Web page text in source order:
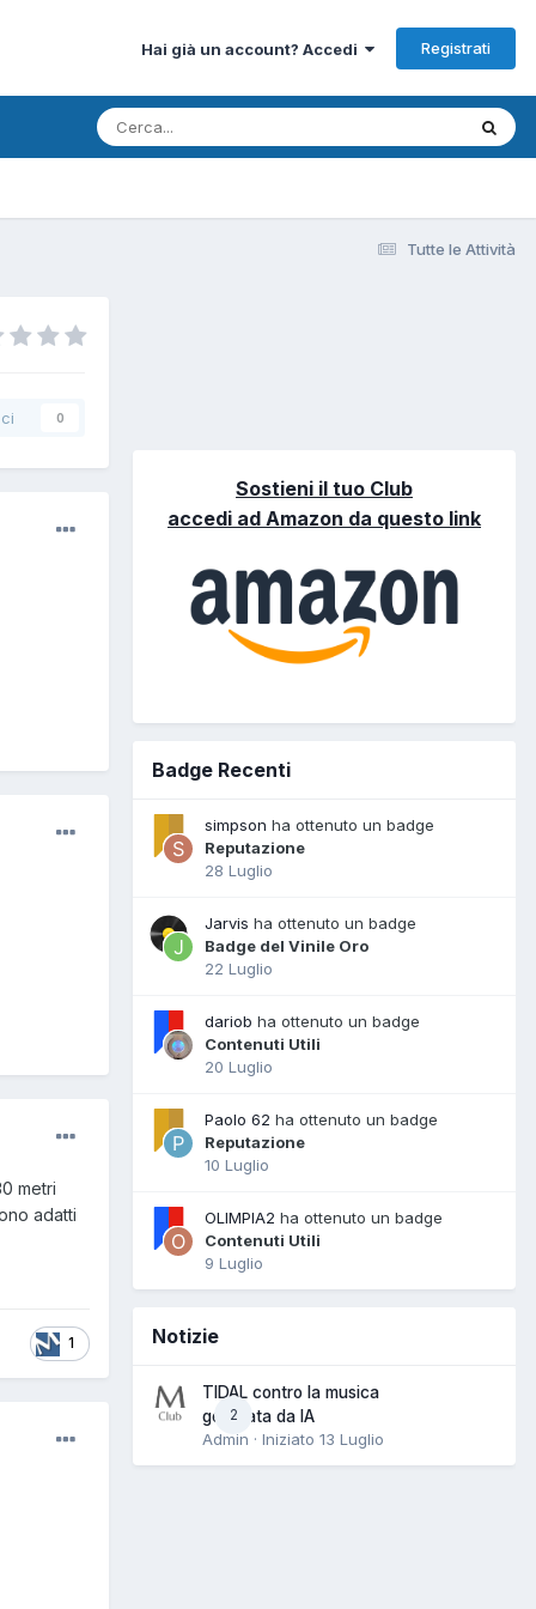
Hai già un account? Accedi Registrati
Tutte le Attività
0
metri
adatti
1
Sostieni il tuo Club
accedi ad Amazon da questo link
Badge Recenti
simpson ha ottenuto un badge
Reputazione
28 Luglio
Jarvis ha ottenuto un badge
Badge del Vinile Oro
22 Luglio
dariob ha ottenuto un badge
Contenuti Utili
20 Luglio
Paolo 62 ha ottenuto un badge
Reputazione
10 Luglio
OLIMPIA2 ha ottenuto un badge
Contenuti Utili
9 Luglio
Notizie
2
TIDAL contro la musica
generata da IA
Admin · Iniziato 13 Luglio